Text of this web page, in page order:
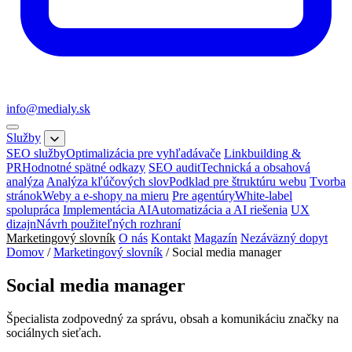
info@medialy.sk
Služby
SEO službyOptimalizácia pre vyhľadávače Linkbuilding &
PRHodnotné spätné odkazy SEO auditTechnická a obsahová
analýza Analýza kľúčových slovPodklad pre štruktúru webu Tvorba
stránokWeby a e-shopy na mieru Pre agentúryWhite-label
spolupráca Implementácia AIAutomatizácia a AI riešenia UX
dizajnNávrh použiteľných rozhraní
Marketingový slovník O nás Kontakt Magazín Nezáväzný dopyt
Domov / Marketingový slovník /Social media manager
Social media manager
Špecialista zodpovedný za správu, obsah a komunikáciu značky na
sociálnych sieťach.